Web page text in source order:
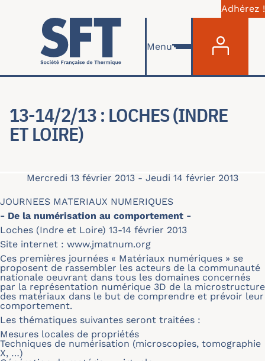
Aller au contenu principal
Adhérez !
Menu
13-14/2/13 : LOCHES (INDRE
ET LOIRE)
Mercredi 13 février 2013 - Jeudi 14 février 2013
JOURNEES MATERIAUX NUMERIQUES
- De la numérisation au comportement -
Loches (Indre et Loire) 13-14 février 2013
Site internet : www.jmatnum.org
Ces premières journées « Matériaux numériques » se
proposent de rassembler les acteurs de la communauté
nationale oeuvrant dans tous les domaines concernés
par la représentation numérique 3D de la microstructure
des matériaux dans le but de comprendre et prévoir leur
comportement.
Les thématiques suivantes seront traitées :
Mesures locales de propriétés
Techniques de numérisation (microscopies, tomographie
X, …)